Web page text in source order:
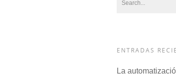
ENTRADAS
La